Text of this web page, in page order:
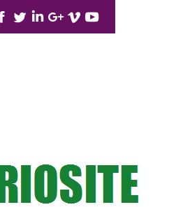
Facebook
TwitterLinkedIn
Google+
VimeoYouTube